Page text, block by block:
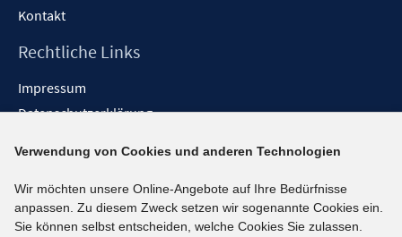
Kontakt
Rechtliche Links
Impressum
Datenschutzerklärung
Barrieren melden
Social-Media-Kanäle
Verwendung von Cookies und anderen Technologien
Wir möchten unsere Online-Angebote auf Ihre Bedürfnisse
anpassen. Zu diesem Zweck setzen wir sogenannte Cookies ein.
Sie können selbst entscheiden, welche Cookies Sie zulassen.